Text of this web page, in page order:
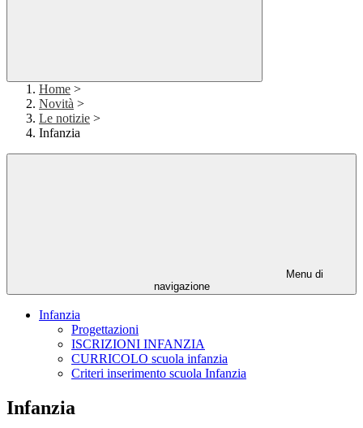
Home >
Novità >
Le notizie >
Infanzia
Menu di
navigazione
Infanzia
Progettazioni
ISCRIZIONI INFANZIA
CURRICOLO scuola infanzia
Criteri inserimento scuola Infanzia
Infanzia